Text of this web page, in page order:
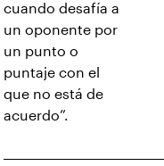
cuando desafía a
un oponente por
un punto o
puntaje con el
que no está de
acuerdo”.